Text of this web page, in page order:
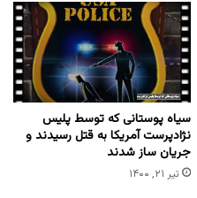
سیاه پوستانی که توسط پلیس
نژادپرست آمریکا به قتل رسیدند و
جریان ساز شدند
تیر ۲۱, ۱۴۰۰